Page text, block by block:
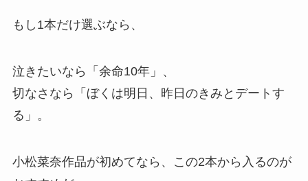
もし1本だけ選ぶなら、
泣きたいなら「余命10年」、
切なさなら「ぼくは明日、昨日のきみとデートす
る」。
小松菜奈作品が初めてなら、この2本から入るのが